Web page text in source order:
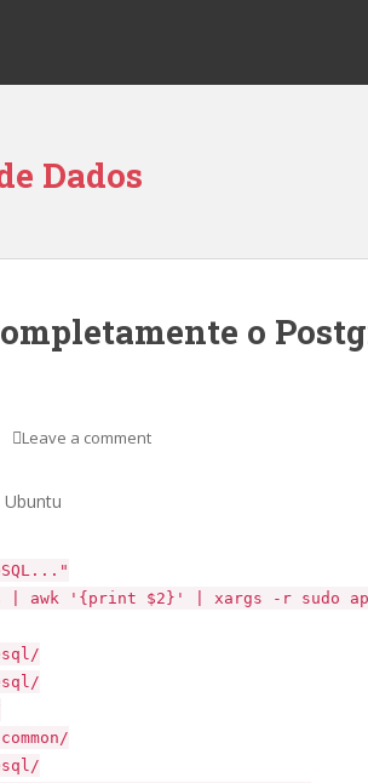
Dados
o
Leave a comment
| awk '{print $2}' | xargs -r sudo